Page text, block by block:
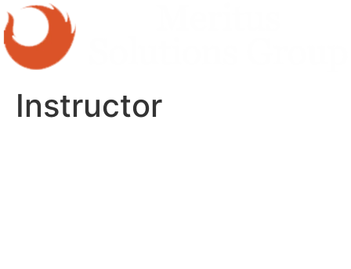
Instructor